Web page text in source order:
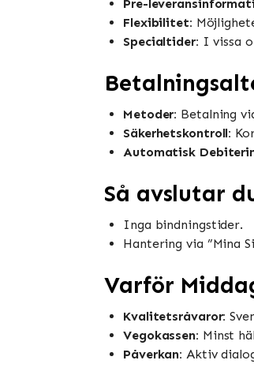
Pre-
Flexibilitet:
Specialtider: I vissa
Metoder: Betalning
Säkerhetskontroll:
Automatisk
Så avslutar
Inga bindningstider.
Hantering via ”Mina
Varför
Kvalitetsråvaror:
Vegokassen: Minst
Påverkan: Aktiv